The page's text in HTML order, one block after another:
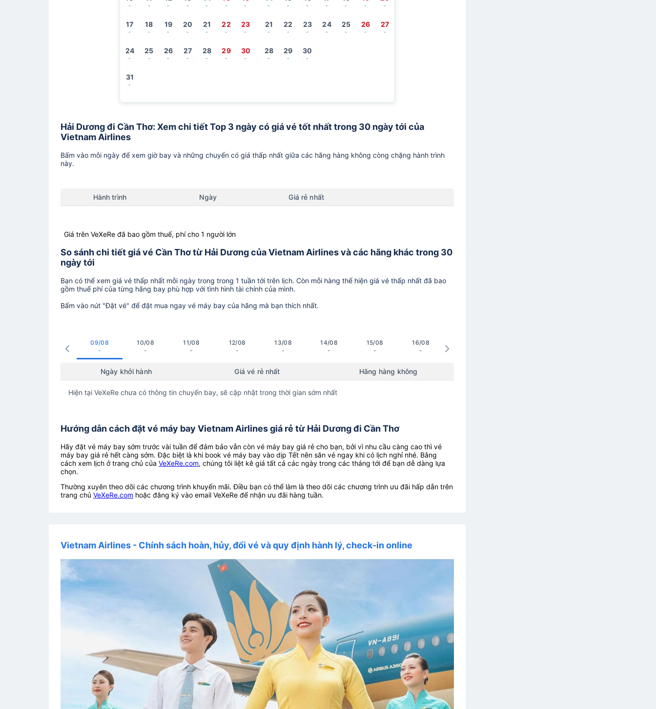
- - - - - - -
17
-
18
-
19
-
20
-
21
-
22
-
23
-
24
-
25
-
26
-
27
-
28
-
29
-
30
-
31
-
- - - - - - -
21
-
22
-
23
-
24
-
25
-
26
-
27
-
28
-
29
-
30
-
Hải Dương đi Cần Thơ: Xem chi tiết Top 3 ngày có giá vé tốt nhất trong 30 ngày tới của
Vietnam Airlines
Bấm vào mỗi ngày để xem giờ bay và những chuyến có giá thấp nhất giữa các hãng hàng không còng chặng hành trình
này.
Hành trình Ngày Giá rẻ nhất
Giá trên VeXeRe đã bao gồm thuế, phí cho 1 người lớn
So sánh chi tiết giá vé Cần Thơ từ Hải Dương của Vietnam Airlines và các hãng khác trong 30
ngày tới
Bạn có thể xem giá vé thấp nhất mỗi ngày trong trong 1 tuần tới trên lịch. Còn mỗi hàng thể hiện giá vé thấp nhất đã bao
gồm thuế phí của từng hãng bay phù hợp với tình hình tài chính của mình.
Bấm vào nút "Đặt vé" để đặt mua ngay vé máy bay của hãng mà bạn thích nhất.
09/08
-
10/08
-
11/08
-
12/08
-
13/08
-
14/08
-
15/08
-
16/08
-
Ngày khởi hành Giá vé rẻ nhất Hãng hàng không
Hiện tại VeXeRe chưa có thông tin chuyến bay, sẽ cập nhật trong thời gian sớm nhất
Hướng dẫn cách đặt vé máy bay Vietnam Airlines giá rẻ từ Hải Dương đi Cần Thơ
Hãy đặt vé máy bay sớm trước vài tuần để đảm bảo vẫn còn vé máy bay giá rẻ cho bạn, bởi vì nhu cầu càng cao thì vé
máy bay giá rẻ hết càng sớm. Đặc biệt là khi book vé máy bay vào dịp Tết nên săn vé ngay khi có lịch nghỉ nhé. Bằng
cách xem lịch ở trang chủ của VeXeRe.com, chúng tôi liệt kê giá tất cả các ngày trong các tháng tới để bạn dễ dàng lựa
chọn.
Thường xuyên theo dõi các chương trình khuyến mãi. Điều bạn có thể làm là theo dõi các chương trình ưu đãi hấp dẫn trên
trang chủ VeXeRe.com hoặc đăng ký vào email VeXeRe để nhận ưu đãi hàng tuần.
Vietnam Airlines - Chính sách hoàn, hủy, đổi vé và quy định hành lý, check-in online